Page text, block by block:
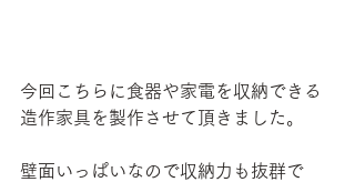
今回こちらに食器や家電を収納できる
造作家具を製作させて頂きました。
壁面いっぱいなので収納力も抜群で